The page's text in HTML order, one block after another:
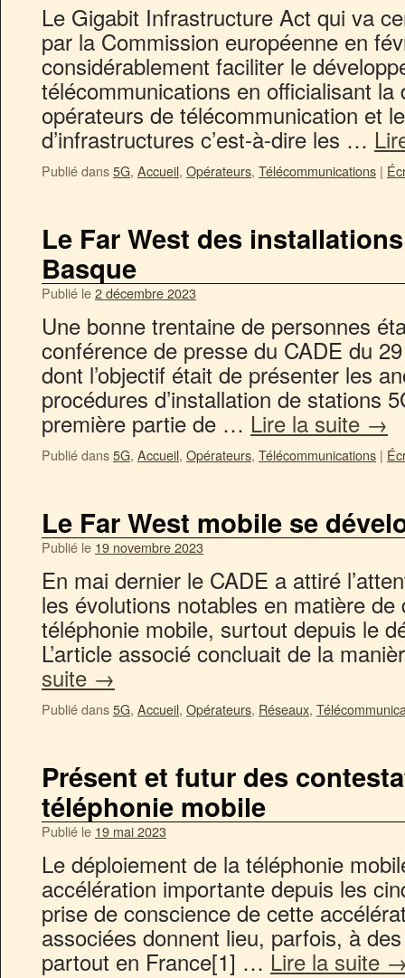
Le Gigabit Infrastructure Act qui va
par la Commission européenne en
considérablement faciliter le
télécommunications en officialisant
opérateurs de télécommunication et
d’infrastructures c’est-à-dire les …
Publié dans5G, Accueil, Opérateurs, Télécommunications |
Le Far West des
Basque
Publié le2 décembre 2023
Une bonne trentaine de personnes
conférence de presse du CADE du
dont l’objectif était de présenter les
procédures d’installation de stations
première partie de … Lire la suite →
Publié dans5G, Accueil, Opérateurs, Télécommunications |
Le Far West mobile se
Publié le 19 novembre 2023
En mai dernier le CADE a attiré
les évolutions notables en matière
téléphonie mobile, surtout depuis le
L’article associé concluait de la
suite →
Publié dans5G, Accueil, Opérateurs, Réseaux,
Présent et futur des
téléphonie mobile
Publié le 19 mai 2023
Le déploiement de la téléphonie
accélération importante depuis les
prise de conscience de cette
associées donnent lieu, parfois, à
partout en France[1] … Lire la suite